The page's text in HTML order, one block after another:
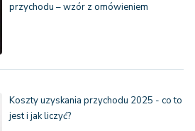
przychodu – wzór z omówieniem
Koszty uzyskania przychodu 2025 - co to
jest i jak liczyć?